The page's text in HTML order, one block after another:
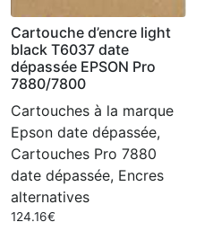
Cartouche d’encre light
black T6037 date
dépassée EPSON Pro
7880/7800
Cartouches à la marque
Epson date dépassée,
Cartouches Pro 7880
date dépassée, Encres
alternatives
124.16€